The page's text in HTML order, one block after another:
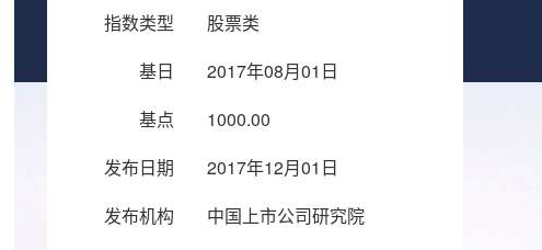
指数类型
股票类
基日
2017年08月01日
基点
1000.00
发布日期
2017年12月01日
发布机构
中国上市公司研究院